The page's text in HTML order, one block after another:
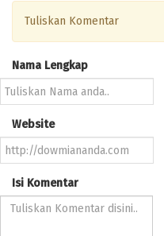
Tuliskan Komentar
Nama Lengkap
Website
Isi Komentar